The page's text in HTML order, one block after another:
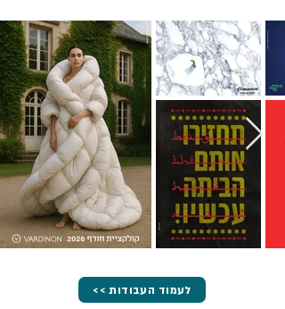
<< לעמוד העבודות